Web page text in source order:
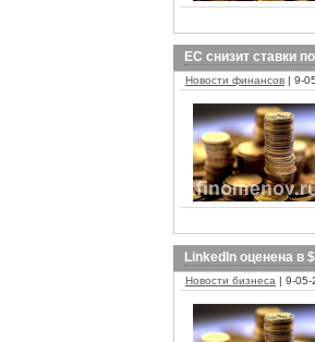
ЕС снизит ставки
Новости финансов | 9-
LinkedIn оценена в
Новости бизнеса | 9-05-